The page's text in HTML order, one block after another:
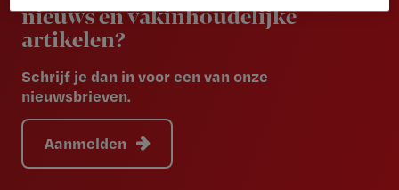
nieuws en vakinhoudelijke
artikelen?
Schrijf je dan in voor een van onze
nieuwsbrieven.
Aanmelden